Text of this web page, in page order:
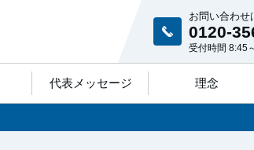
お問い合わせ
0120-
受付時間 8:45
代表メッセージ 理念